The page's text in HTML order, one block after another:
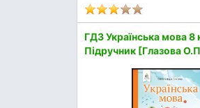
ГДЗ Українська мова 8
Підручник [Глазова